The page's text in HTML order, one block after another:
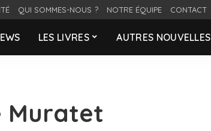
QUI SOMMES-NOUS ? NOTRE ÉQUIPE CONTACT
LES LIVRES AUTRES NOUVELLES
Muratet